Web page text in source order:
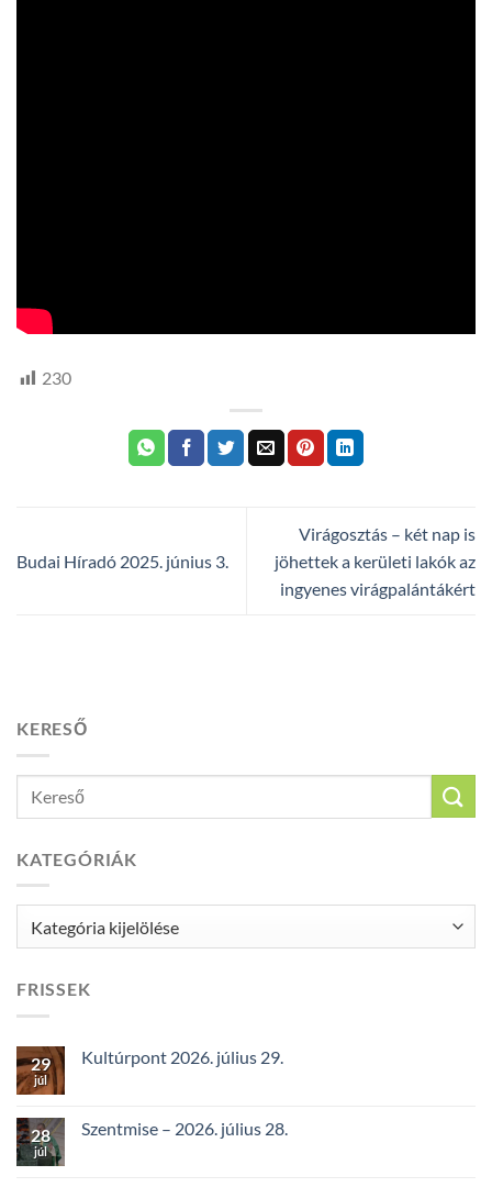
230
Budai Híradó 2025. június 3.
Virágosztás – két nap is
jöhettek a kerületi lakók az
ingyenes virágpalántákért
KERESŐ
KATEGÓRIÁK
FRISSEK
29
júl
Kultúrpont 2026. július 29.
28
júl
Szentmise – 2026. július 28.